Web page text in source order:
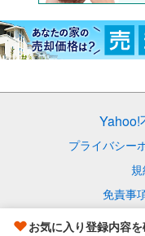
お気に入り登録内容
Yahoo!
プライバシー
規
免責事